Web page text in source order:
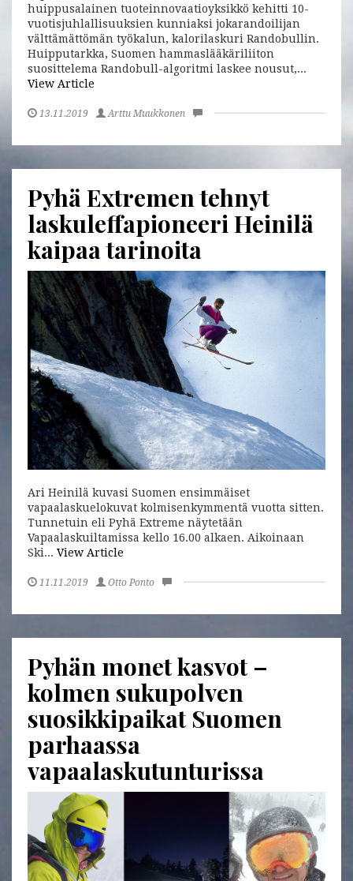
huippusalainen tuoteinnovaatioyksikkö kehitti 10-
vuotisjuhlallisuuksien kunniaksi jokarandoilijan
välttämättömän työkalun, kalorilaskuri Randobullin.
Huipputarkka, Suomen hammaslääkäriliiton
suosittelema Randobull-algoritmi laskee nousut,...
View Article
13.11.2019 Arttu Muukkonen
Pyhä Extremen tehnyt
laskuleffapioneeri Heinilä
kaipaa tarinoita
Ari Heinilä kuvasi Suomen ensimmäiset
vapaalaskuelokuvat kolmisenkymmentä vuotta sitten.
Tunnetuin eli Pyhä Extreme näytetään
Vapaalaskuiltamissa kello 16.00 alkaen. Aikoinaan
Ski... View Article
11.11.2019 Otto Ponto
Pyhän monet kasvot –
kolmen sukupolven
suosikkipaikat Suomen
parhaassa
vapaalaskutunturissa